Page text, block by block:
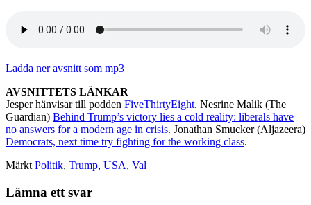
Ladda ner avsnitt som mp3
AVSNITTETS LÄNKAR
Jesper hänvisar till podden FiveThirtyEight. Nesrine Malik (The
Guardian) Behind Trump’s victory lies a cold reality: liberals have
no answers for a modern age in crisis. Jonathan Smucker (Aljazeera)
Democrats, next time try fighting for the working class.
Märkt Politik, Trump, USA, Val
Lämna ett svar